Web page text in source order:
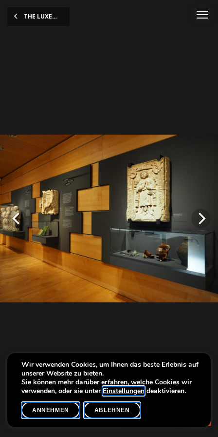
THE LUXEMBOURG STORY
OLYMPUS DIGITAL CAMERA
Wir verwenden Cookies, um Ihnen das beste Erlebnis auf
unserer Website zu bieten.
Sie können mehr darüber erfahren, welche Cookies wir
verwenden, oder sie unter Einstellungen deaktivieren.
ANNEHMEN ABLEHNEN